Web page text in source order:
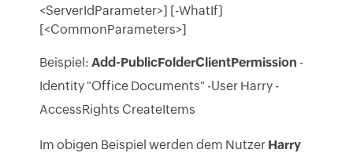
<ServerIdParameter>] [-WhatIf]
[<CommonParameters>]
Beispiel: Add-PublicFolderClientPermission -
Identity "Office Documents" -User Harry -
AccessRights CreateItems
Im obigen Beispiel werden dem Nutzer Harry